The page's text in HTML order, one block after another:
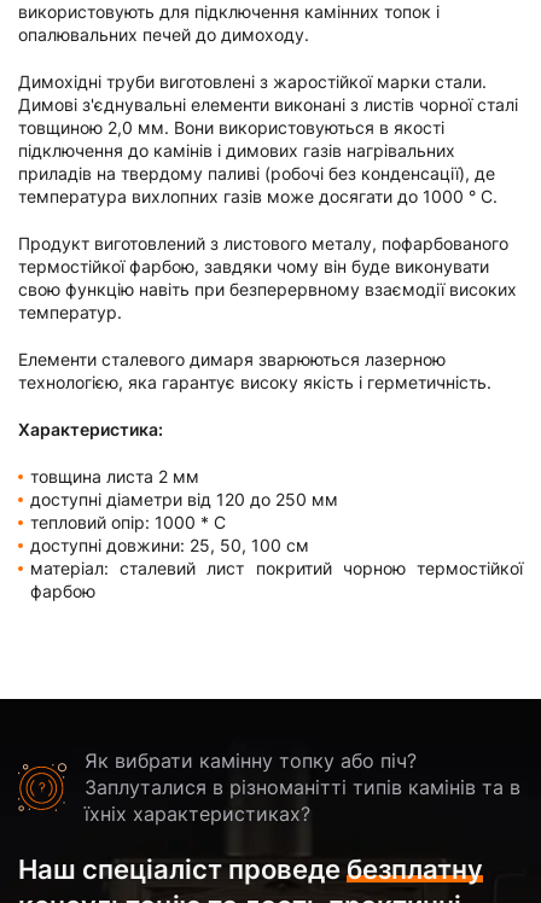
використовують для підключення камінних топок і
опалювальних печей до димоходу.
Димохідні труби виготовлені з жаростійкої марки стали.
Димові з'єднувальні елементи виконані з листів чорної сталі
товщиною 2,0 мм. Вони використовуються в якості
підключення до камінів і димових газів нагрівальних
приладів на твердому паливі (робочі без конденсації), де
температура вихлопних газів може досягати до 1000 ° C.
Продукт виготовлений з листового металу, пофарбованого
термостійкої фарбою, завдяки чому він буде виконувати
свою функцію навіть при безперервному взаємодії високих
температур.
Елементи сталевого димаря зварюються лазерною
технологією, яка гарантує високу якість і герметичність.
Характеристика:
товщина листа 2 мм
доступні діаметри від 120 до 250 мм
тепловий опір: 1000 * C
доступні довжини: 25, 50, 100 см
матеріал: сталевий лист покритий чорною термостійкої
фарбою
Як вибрати камінну топку або піч?
Заплуталися в різноманітті типів камінів та в
їхніх характеристиках?
Наш спеціаліст проведебезплатну